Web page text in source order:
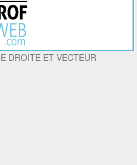
DROITE ET VECTEUR